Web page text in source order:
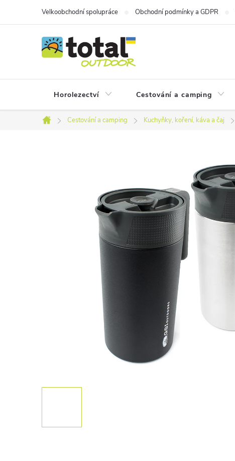
Velkoobchodní spolupráce Obchodní podmínky a GDPR
Horolezectví Cestování a camping
Domů
Cestování a camping Kuchyňky, koření, káva a čaj